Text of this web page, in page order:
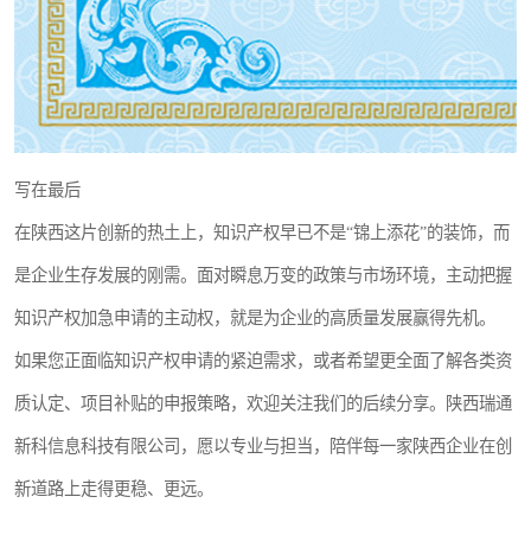
写在最后
在陕西这片创新的热土上，知识产权早已不是“锦上添花”的装饰，而
是企业生存发展的刚需。面对瞬息万变的政策与市场环境，主动把握
知识产权加急申请的主动权，就是为企业的高质量发展赢得先机。
如果您正面临知识产权申请的紧迫需求，或者希望更全面了解各类资
质认定、项目补贴的申报策略，欢迎关注我们的后续分享。陕西瑞通
新科信息科技有限公司，愿以专业与担当，陪伴每一家陕西企业在创
新道路上走得更稳、更远。